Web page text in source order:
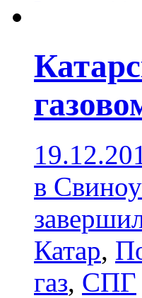
в
Катар,
газ, СПГ